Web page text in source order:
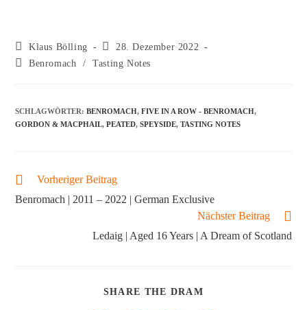
Klaus Bölling
28. Dezember 2022
Benromach
/ Tasting Notes
SCHLAGWÖRTER:BENROMACH, FIVE IN A ROW - BENROMACH,
GORDON & MACPHAIL, PEATED, SPEYSIDE, TASTING NOTES
Vorheriger Beitrag
Benromach | 2011 – 2022 | German Exclusive
Nächster Beitrag
Ledaig | Aged 16 Years | A Dream of Scotland
SHARE THE DRAM